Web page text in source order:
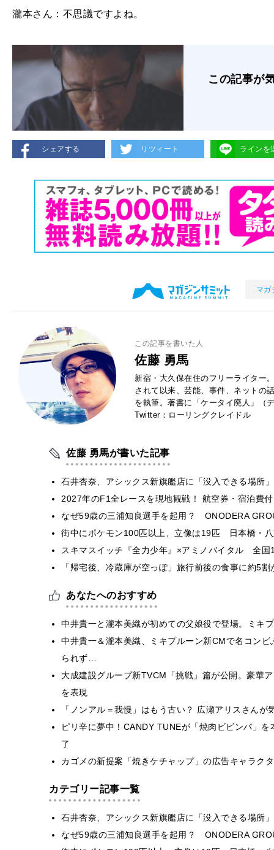
瀧本さん：不思議ですよね。
この記事が
シェアする リツィート ラインを
マガ
この記事を書いた人
佐藤 勇馬
新宿・大久保在住のフリーライター
されて以来、芸能、事件、ネットの
を執筆。著書に「ケータイ廃人」（
Twitter：ローリングクレイドル
佐藤 勇馬が書いた記事
石井杏奈、アシックス新旗艦店に「没入できる場所
2027年のF1全レースを現地観戦！ 航空券・宿泊費
なぜ59歳の三浦知良選手を起用？ ONODERA
街中にポケモン100匹以上、立像は19匹 日本橋・
スキマスイッチ『全力少年』×アミノバイタル 全国
「帰宅後、冷蔵庫が空っぽ」旅行前後の食事に約5
あなたへのおすすめ
中井貴一と瀧本美織が初めての父娘役で登場。ミキ
中井貴一＆瀧本美織、ミキプルーン新CMで名コン
られず…
大成建設グループ新TVCM「挑戦」篇が公開。豪華
を表現
「ノンアル＝我慢」はもう古い？ 広瀬アリスさん
ピリ辛に夢中！CANDY TUNEが「焼肉ビビンバ」
了
カゴメの新提案「焼きケチャップ」の広告キャラク
カテゴリー記事一覧
石井杏奈、アシックス新旗艦店に「没入できる場所
なぜ59歳の三浦知良選手を起用？ ONODERA